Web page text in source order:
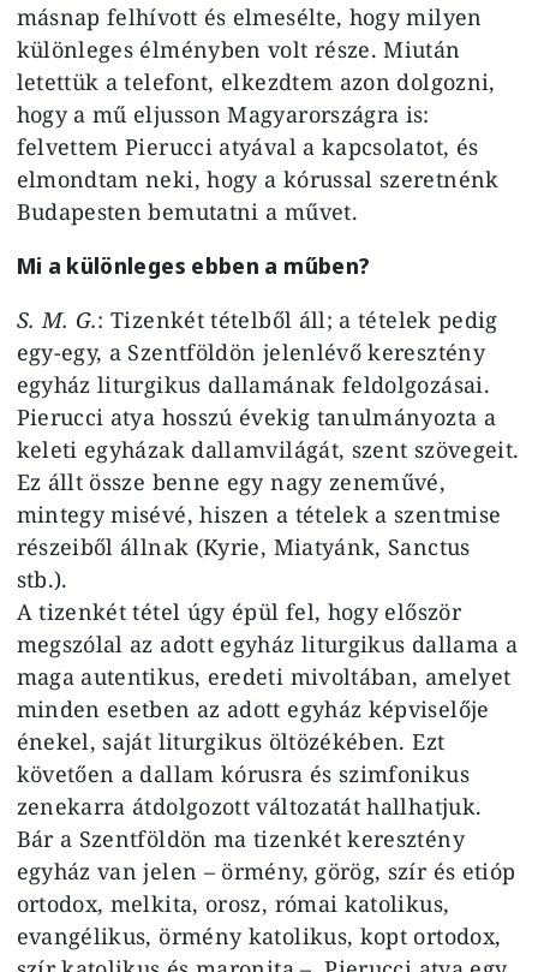
másnap felhívott és elmesélte, hogy milyen
különleges élményben volt része. Miután
letettük a telefont, elkezdtem azon dolgozni,
hogy a mű eljusson Magyarországra is:
felvettem Pierucci atyával a kapcsolatot, és
elmondtam neki, hogy a kórussal szeretnénk
Budapesten bemutatni a művet.
Mi a különleges ebben a műben?
S. M. G.: Tizenkét tételből áll; a tételek pedig
egy-egy, a Szentföldön jelenlévő keresztény
egyház liturgikus dallamának feldolgozásai.
Pierucci atya hosszú évekig tanulmányozta a
keleti egyházak dallamvilágát, szent szövegeit.
Ez állt össze benne egy nagy zeneművé,
mintegy misévé, hiszen a tételek a szentmise
részeiből állnak (Kyrie, Miatyánk, Sanctus
stb.).
A tizenkét tétel úgy épül fel, hogy először
megszólal az adott egyház liturgikus dallama a
maga autentikus, eredeti mivoltában, amelyet
minden esetben az adott egyház képviselője
énekel, saját liturgikus öltözékében. Ezt
követően a dallam kórusra és szimfonikus
zenekarra átdolgozott változatát hallhatjuk.
Bár a Szentföldön ma tizenkét keresztény
egyház van jelen – örmény, görög, szír és etióp
ortodox, melkita, orosz, római katolikus,
evangélikus, örmény katolikus, kopt ortodox,